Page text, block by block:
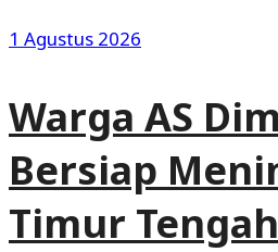
1 Agustus 2026
Warga AS
Bersiap
Timur Tengah